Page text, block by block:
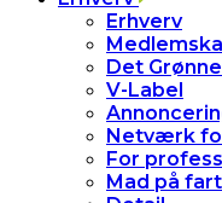
Erhverv
Det
V-Label
Netværk
For
Mad på